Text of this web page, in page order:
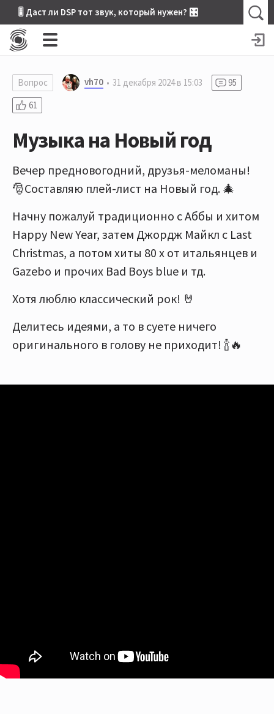
🎚 Даст ли DSP тот звук, который нужен? 🎛
Вопрос vh70 31 декабря 2024 в 15:03
95
61
Музыка на Новый год
Вечер предновогодний, друзья-меломаны!
🎅Составляю плей-лист на Новый год. 🎄
Начну пожалуй традиционно с Аббы и хитом
Happy New Year, затем Джордж Майкл с Last
Christmas, а потом хиты 80 х от итальянцев и
Gazebo и прочих Bad Boys blue и тд.
Хотя люблю классический рок! 🤘
Делитесь идеями, а то в суете ничего
оригинального в голову не приходит! 🍾🔥